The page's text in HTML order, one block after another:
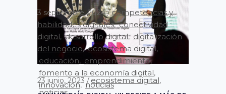
3 septiembre, 2024 competencias y
habilidades digitales,conectividad
digital, desarrollo digital, digitalización
del negocio,ecosistema digital,
educación, emprendimiento,
fomento a la economía digital,
innovación, noticias
23 junio, 2023 ecosistema digital,
noticias